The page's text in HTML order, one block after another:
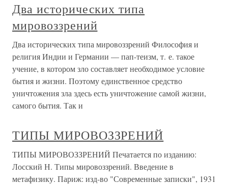
Два исторических типа
мировоззрений
Два исторических типа мировоззрений Философия и
религия Индии и Германии — пап-теизм, т. е. такое
учение, в котором зло составляет необходимое условие
бытия и жизни. Поэтому единственное средство
уничтожения зла здесь есть уничтожение самой жизни,
самого бытия. Так и
ТИПЫ МИРОВОЗЗРЕНИЙ
ТИПЫ МИРОВОЗЗРЕНИЙ Печатается по изданию:
Лосский Н. Типы мировоззрений. Введение в
метафизику. Париж: изд-во "Современные записки", 1931